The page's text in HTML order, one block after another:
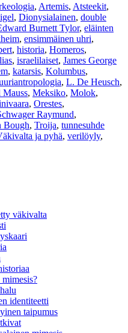
, Artemis, Atsteekit,
, Dionysialainen, double
Burnett Tylor, eläinten
, ensimmäinen uhri,
, historia, Homeros,
, israelilaiset, James George
, katarsis, Kolumbus,
, L. De Heusch,
Mauss, Meksiko, Molok,
, Orestes,
Raymund,
Bough, Troija, tunnesuhde
ja pyhä, verilöyly,
väkivalta
identiteetti
taipumus